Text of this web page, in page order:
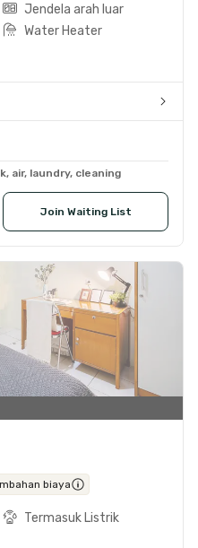
Jendela arah luar
Water Heater
air, laundry, cleaning
Join Waiting List
biaya
Termasuk Listrik